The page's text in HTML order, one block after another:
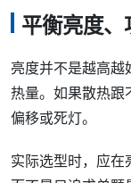
平衡亮度、
亮度并不是越高越
热量。如果散热跟
偏移或死灯。
实际选型时，应在